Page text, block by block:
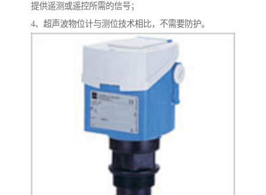
提供遥测或遥控所需的信号；
4、超声波物位计与测位技术相比，不需要防护。